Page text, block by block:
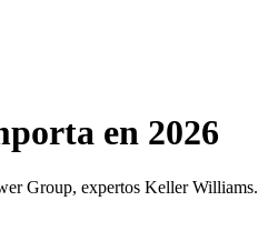
en 2026
Group, expertos Keller Williams.